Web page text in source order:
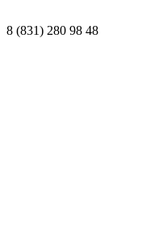
8 (831) 280 98 48